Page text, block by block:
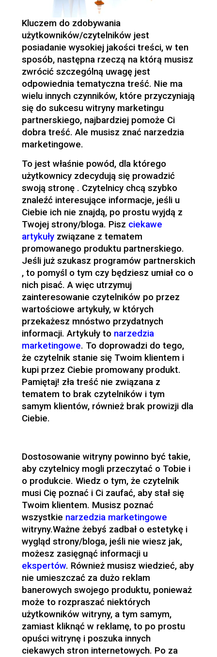
Kluczem do zdobywania
użytkowników/czytelników jest
posiadanie wysokiej jakości treści, w ten
sposób, następna rzeczą na którą musisz
zwrócić szczególną uwagę jest
odpowiednia tematyczna treść. Nie ma
wielu innych czynników, które przyczyniają
się do sukcesu witryny marketingu
partnerskiego, najbardziej pomoże Ci
dobra treść. Ale musisz znać narzedzia
marketingowe.
To jest właśnie powód, dla którego
użytkownicy zdecydują się prowadzić
swoją stronę . Czytelnicy chcą szybko
znaleźć interesujące informacje, jeśli u
Ciebie ich nie znajdą, po prostu wyjdą z
Twojej strony/bloga. Pisz ciekawe
artykułyzwiązane z tematem
promowanego produktu partnerskiego.
Jeśli już szukasz programów partnerskich
, to pomyśl o tym czy będziesz umiał co o
nich pisać. A więc utrzymuj
zainteresowanie czytelników po przez
wartościowe artykuły, w których
przekażesz mnóstwo przydatnych
informacji. Artykuły to narzedzia
marketingowe. To doprowadzi do tego,
że czytelnik stanie się Twoim klientem i
kupi przez Ciebie promowany produkt.
Pamiętaj! zła treść nie związana z
tematem to brak czytelników i tym
samym klientów, również brak prowizji dla
Ciebie.
Dostosowanie witryny powinno być takie,
aby czytelnicy mogli przeczytać o Tobie i
o produkcie. Wiedz o tym, że czytelnik
musi Cię poznać i Ci zaufać, aby stał się
Twoim klientem. Musisz poznać
wszystkie narzedzia marketingowe
witryny.Ważne żebyś zadbał o estetykę i
wygląd strony/bloga, jeśli nie wiesz jak,
możesz zasięgnąć informacji u
ekspertów. Również musisz wiedzieć, aby
nie umieszczać za dużo reklam
banerowych swojego produktu, ponieważ
może to rozpraszać niektórych
użytkowników witryny, a tym samym,
zamiast kliknąć w reklamę, to po prostu
opuści witrynę i poszuka innych
ciekawych stron internetowych. Po za